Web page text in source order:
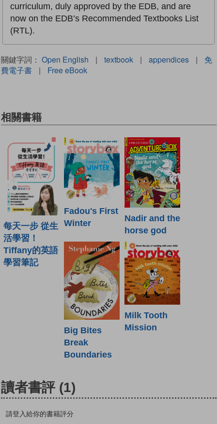
curriculum, duly approved by the EDB, and are
now on the EDB’s Recommended Textbooks List
(RTL).
關鍵字詞： Open English | textbook | appendices |
免
費電子書
| Free eBook
相關書籍
每天一步 從生
活學習！
Tiffany的英語
學習筆記
Fadou's First
Winter
Nadir and the
horse god
Big Bites
Break
Boundaries
Milk Tooth
Mission
讀者書評 (1)
請登入給你的書籍評分